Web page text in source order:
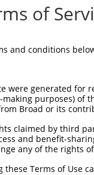
of
and conditions
were generated
purposes) of
Broad or its
claimed by third
and benefit-
any of the rights
Terms of Use